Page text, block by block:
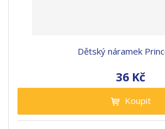
Dětský náramek
36 Kč
Koupit